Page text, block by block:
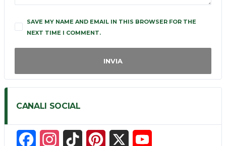
SAVE MY NAME AND EMAIL IN THIS BROWSER FOR THE
NEXT TIME I COMMENT.
CANALI SOCIAL